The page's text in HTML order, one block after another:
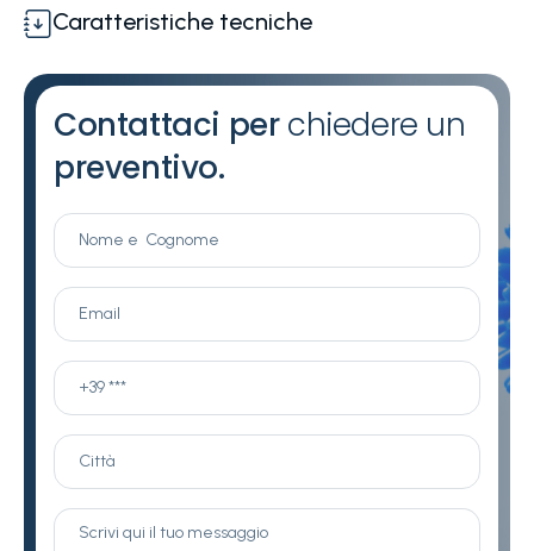
Caratteristiche tecniche
Contattaci perchiedere un
preventivo.